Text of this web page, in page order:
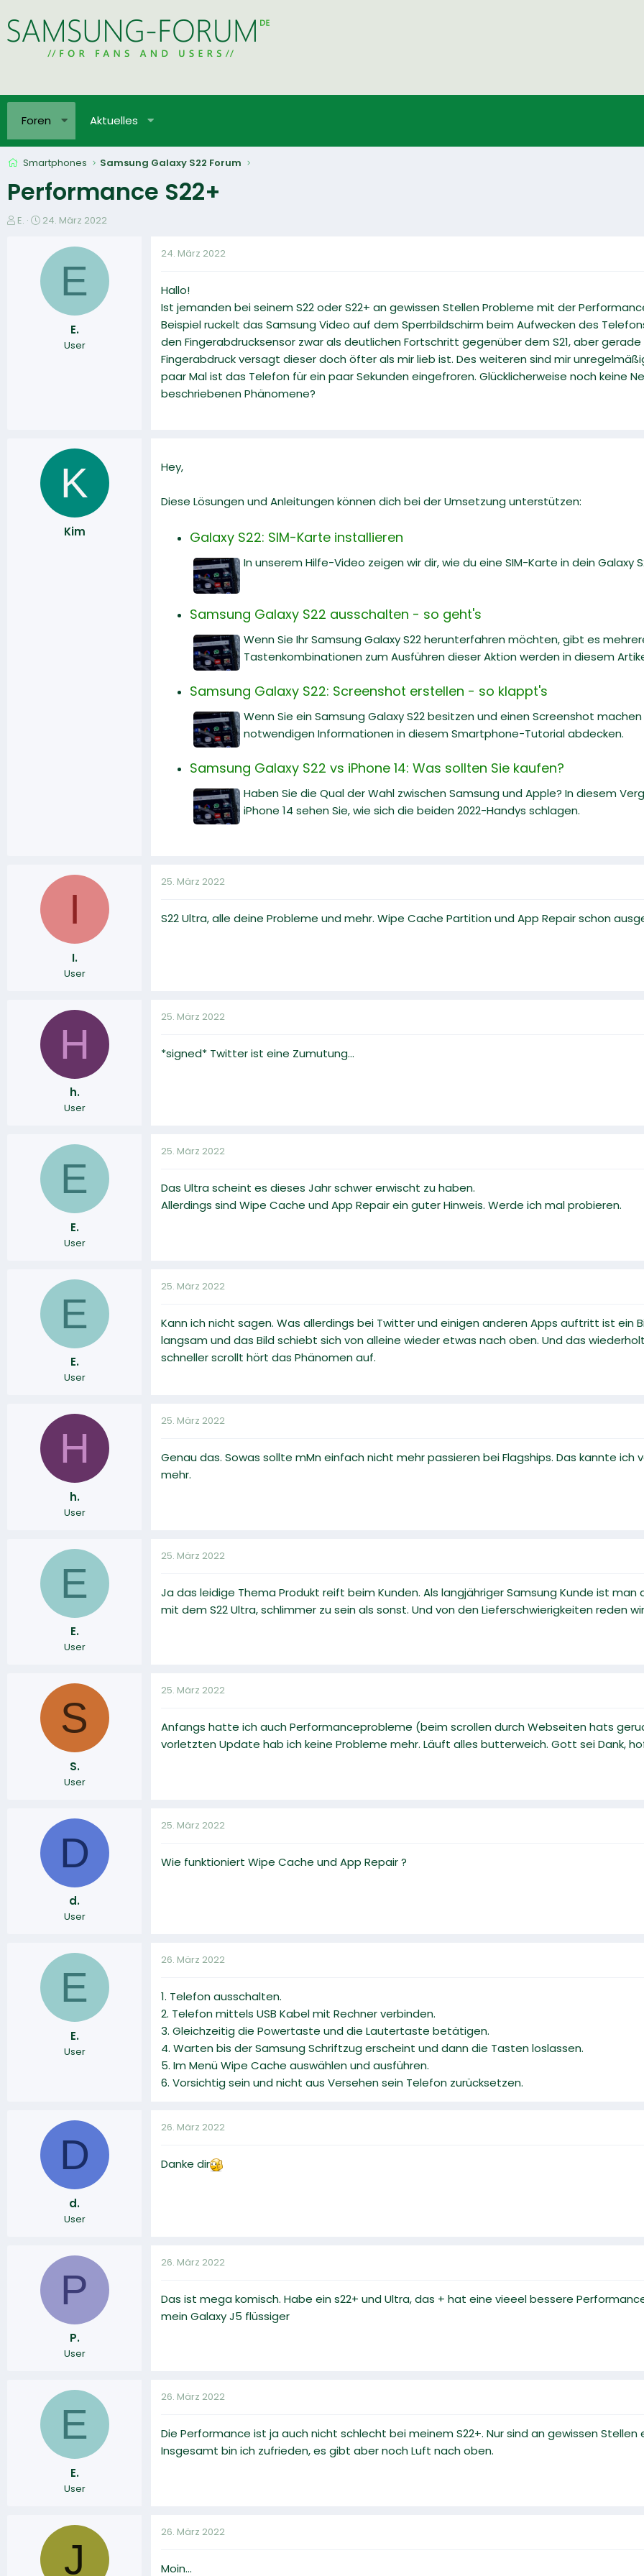
Foren Aktuelles
Smartphones Samsung Galaxy S22 Forum
Performance S22+
E
E.
E
t
l
24. März 2022
E
E.
User
24. März 2022
Hallo!
Ist jemanden bei seinem S22 oder S22+ an gewissen Stellen Probleme mit der
Beispiel ruckelt das Samsung Video auf dem Sperrbildschirm beim Aufwecken des
den Fingerabdrucksensor zwar als deutlichen Fortschritt gegenüber dem S21, aber
Fingerabdruck versagt dieser doch öfter als mir lieb ist. Des weiteren sind mir
paar Mal ist das Telefon für ein paar Sekunden eingefroren. Glücklicherweise noch keine
beschriebenen Phänomene?
K
Kim
Hey,
Diese Lösungen und Anleitungen können dich bei der Umsetzung unterstützen:
Galaxy S22: SIM-Karte installieren
In unserem Hilfe-Video zeigen wir dir, wie du eine SIM-Karte in dein Galaxy
Samsung Galaxy S22 ausschalten - so geht's
Wenn Sie Ihr Samsung Galaxy S22 herunterfahren möchten, gibt es
Tastenkombinationen zum Ausführen dieser Aktion werden in diesem
Samsung Galaxy S22: Screenshot erstellen - so klappt's
Wenn Sie ein Samsung Galaxy S22 besitzen und einen Screenshot
notwendigen Informationen in diesem Smartphone-Tutorial abdecken.
Samsung Galaxy S22 vs iPhone 14: Was sollten Sie kaufen?
Haben Sie die Qual der Wahl zwischen Samsung und Apple? In diesem
iPhone 14 sehen Sie, wie sich die beiden 2022-Handys schlagen.
I
I.
User
25. März 2022
S22 Ultra, alle deine Probleme und mehr. Wipe Cache Partition und App Repair schon
H
h.
User
25. März 2022
*signed* Twitter ist eine Zumutung...
E
E.
User
25. März 2022
Das Ultra scheint es dieses Jahr schwer erwischt zu haben.
Allerdings sind Wipe Cache und App Repair ein guter Hinweis. Werde ich mal probieren.
E
E.
User
25. März 2022
Kann ich nicht sagen. Was allerdings bei Twitter und einigen anderen Apps auftritt ist ein
langsam und das Bild schiebt sich von alleine wieder etwas nach oben. Und das
schneller scrollt hört das Phänomen auf.
H
h.
User
25. März 2022
Genau das. Sowas sollte mMn einfach nicht mehr passieren bei Flagships. Das kannte ich
mehr.
E
E.
User
25. März 2022
Ja das leidige Thema Produkt reift beim Kunden. Als langjähriger Samsung Kunde ist
mit dem S22 Ultra, schlimmer zu sein als sonst. Und von den Lieferschwierigkeiten reden
S
S.
User
25. März 2022
Anfangs hatte ich auch Performanceprobleme (beim scrollen durch Webseiten hats
vorletzten Update hab ich keine Probleme mehr. Läuft alles butterweich. Gott sei Dank,
D
d.
User
25. März 2022
Wie funktioniert Wipe Cache und App Repair ?
E
E.
User
26. März 2022
1. Telefon ausschalten.
2. Telefon mittels USB Kabel mit Rechner verbinden.
3. Gleichzeitig die Powertaste und die Lautertaste betätigen.
4. Warten bis der Samsung Schriftzug erscheint und dann die Tasten loslassen.
5. Im Menü Wipe Cache auswählen und ausführen.
6. Vorsichtig sein und nicht aus Versehen sein Telefon zurücksetzen.
D
d.
User
26. März 2022
Danke dir
P
P.
User
26. März 2022
Das ist mega komisch. Habe ein s22+ und Ultra, das + hat eine vieeel bessere
mein Galaxy J5 flüssiger
E
E.
User
26. März 2022
Die Performance ist ja auch nicht schlecht bei meinem S22+. Nur sind an gewissen
Insgesamt bin ich zufrieden, es gibt aber noch Luft nach oben.
J
26. März 2022
Moin...